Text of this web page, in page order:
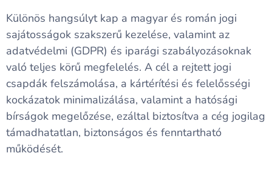
Különös hangsúlyt kap a magyar és román jogi
sajátosságok szakszerű kezelése, valamint az
adatvédelmi (GDPR) és iparági szabályozásoknak
való teljes körű megfelelés. A cél a rejtett jogi
csapdák felszámolása, a kártérítési és felelősségi
kockázatok minimalizálása, valamint a hatósági
bírságok megelőzése, ezáltal biztosítva a cég jogilag
támadhatatlan, biztonságos és fenntartható
működését.